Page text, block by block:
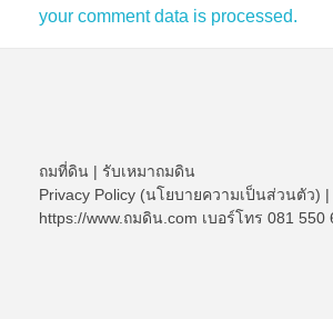
your comment data is processed.
ถมที่ดิน | รับเหมาถมดิน
Privacy Policy (นโยบายความเป็นส่วนตัว) |
https://www.ถมดิน.com เบอร์โทร 081 550